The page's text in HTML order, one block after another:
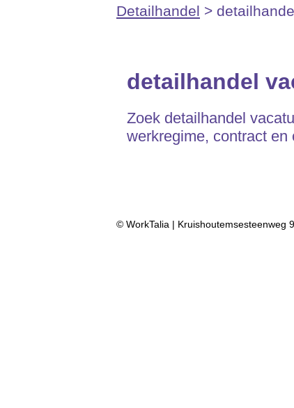
Detailhandel >
detailhandel
Zoek detailhandel
werkregime, contract
© WorkTalia | Kruishoutemsesteenweg